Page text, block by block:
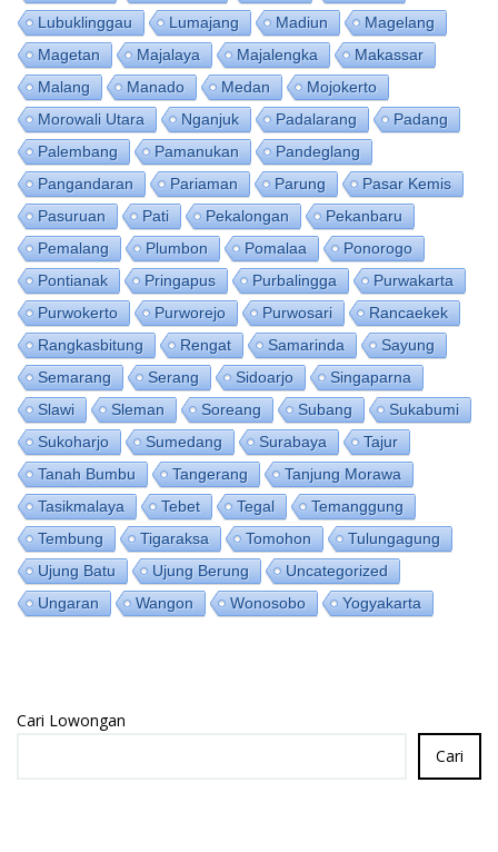
Lubuklinggau
Lumajang Madiun
Magelang
Magetan
Majalaya Majalengka
Makassar
Malang
Manado Medan
Mojokerto
Morowali Utara
Nganjuk Padalarang
Padang
Palembang
Pamanukan
Pandeglang
Pangandaran
Pariaman Parung
Pasar Kemis
Pasuruan
Pati Pekalongan
Pekanbaru
Pemalang
Plumbon Pomalaa
Ponorogo
Pontianak
Pringapus Purbalingga
Purwakarta
Purwokerto
Purworejo Purwosari
Rancaekek
Rangkasbitung
Rengat Samarinda
Sayung
Semarang
Serang Sidoarjo
Singaparna
Slawi
Sleman Soreang Subang
Sukabumi
Sukoharjo
Sumedang Surabaya
Tajur
Tanah Bumbu
Tangerang
Tanjung Morawa
Tasikmalaya
Tebet Tegal
Temanggung
Tembung
Tigaraksa Tomohon
Tulungagung
Ujung Batu
Ujung Berung
Uncategorized
Ungaran
Wangon Wonosobo Yogyakarta
Cari Lowongan
Cari